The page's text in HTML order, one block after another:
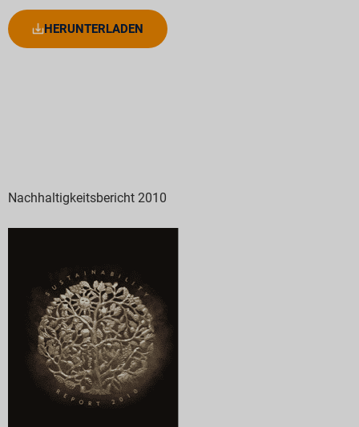
HERUNTERLADEN
Nachhaltigkeitsbericht 2010